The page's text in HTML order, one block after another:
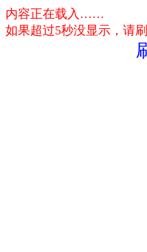
内容正在载入……
如果超过5秒没显示，请